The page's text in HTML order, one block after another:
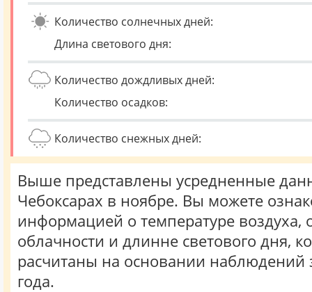
Количество солнечных дней:
Длина светового дня:
Количество дождливых дней:
Количество осадков:
Количество снежных дней:
Выше представлены усредненные
Чебоксарах в ноябре. Вы можете
информацией о температуре воздуха,
облачности и длинне светового дня,
расчитаны на основании наблюдений
года.